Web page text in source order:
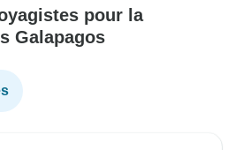
pour la
Galapagos